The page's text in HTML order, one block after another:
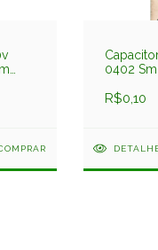
0402
Darfon
R$0,10